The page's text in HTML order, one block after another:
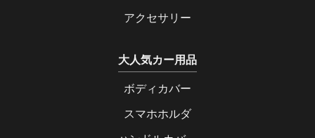
アクセサリー
大人気カー用品
ボディカバー
スマホホルダ